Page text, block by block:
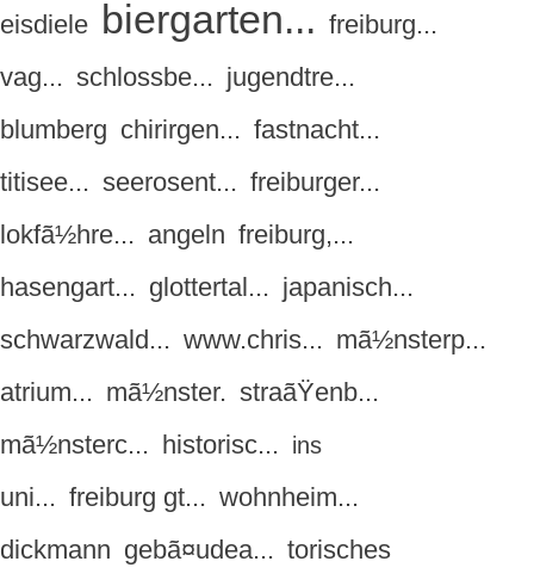
eisdiele biergarten... freiburg...
vag... schlossbe... jugendtre...
blumberg chirirgen... fastnacht...
titisee... seerosent... freiburger...
lokfã½hre... angeln freiburg,...
hasengart... glottertal... japanisch...
schwarzwald... www.chris... mã½nsterp...
atrium... mã½nster. straãŸenb...
mã½nsterc... historisc... ins
uni... freiburg gt... wohnheim...
dickmann gebã¤udea... torisches